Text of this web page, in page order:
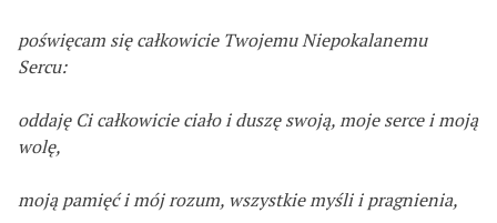
poświęcam się całkowicie Twojemu Niepokalanemu
Sercu:
oddaję Ci całkowicie ciało i duszę swoją, moje serce i moją
wolę,
moją pamięć i mój rozum, wszystkie myśli i pragnienia,